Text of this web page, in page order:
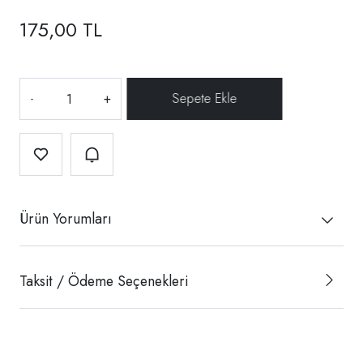
175,00 TL
- +
Ürün Yorumları
Taksit / Ödeme Seçenekleri